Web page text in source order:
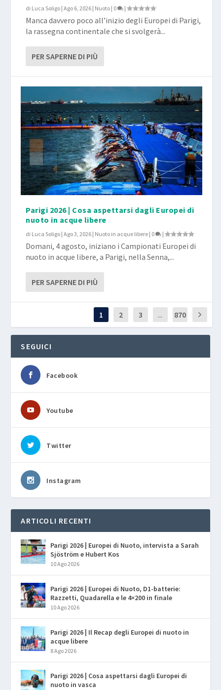
di Luca Soligo |Ago 6, 2026 | Nuoto | 0 |
Manca davvero poco all’inizio degli Europei di Parigi,
la rassegna continentale che si svolgerà...
PER SAPERNE DI PIÙ
Parigi 2026 | Cosa aspettarsi dagli Europei di
nuoto in acque libere
di Luca Soligo |Ago 3, 2026 | Nuoto in acque libere | 0 |
Domani, 4 agosto, iniziano i Campionati Europei di
nuoto in acque libere, a Parigi, nella Senna,...
PER SAPERNE DI PIÙ
1 2 3 ... 870
SEGUICI
Facebook
Youtube
Twitter
Instagram
ARTICOLI RECENTI
Parigi 2026 | Europei di Nuoto, intervista a Sarah
Sjöström e Hubert Kos
10 Ago 2026
Parigi 2026 | Europei di Nuoto, D1-batterie:
Razzetti, Quadarella e le 4×200 in finale
10 Ago 2026
Parigi 2026 | Il Recap degli Europei di nuoto in
acque libere
8 Ago 2026
Parigi 2026 | Cosa aspettarsi dagli Europei di
nuoto in vasca